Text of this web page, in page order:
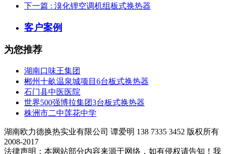
下一篇 : 溴化锂空调机组板式换热器
客户案例
为您推荐
湖南口味王集团
郴州十畝温泉城项目6台板式换热器
石门县中医医院
世界500强博拉集团3台板式换热器
株洲市二中莲花中学
湖南欧力德换热实业有限公司 谭爱明 138 7335 3452 版权所有
2008-2017
法律声明：本网站部分内容来源于网络，如有侵权请告知！我